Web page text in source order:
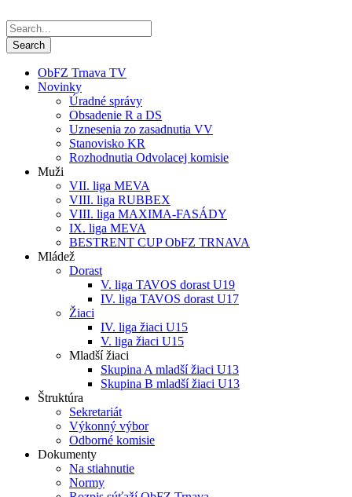
ObFZ Trnava TV
Novinky
Úradné správy
Obsadenie R a DS
Uznesenia zo zasadnutia VV
Stanovisko KR
Rozhodnutia Odvolacej komisie
Muži
VII. liga MEVA
VIII. liga RUBBEX
VIII. liga MAXIMA-FASÁDY
IX. liga MEVA
BESTRENT CUP ObFZ TRNAVA
Mládež
Dorast
V. liga TAVOS dorast U19
IV. liga TAVOS dorast U17
Žiaci
IV. liga žiaci U15
V. liga žiaci U15
Mladší žiaci
Skupina A mladší žiaci U13
Skupina B mladší žiaci U13
Štruktúra
Sekretariát
Výkonný výbor
Odborné komisie
Dokumenty
Na stiahnutie
Normy